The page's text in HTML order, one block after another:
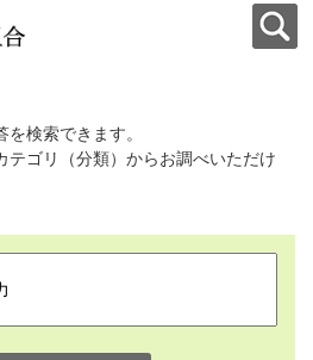
検索できます。
テゴリ（分類）からお調べいただけ